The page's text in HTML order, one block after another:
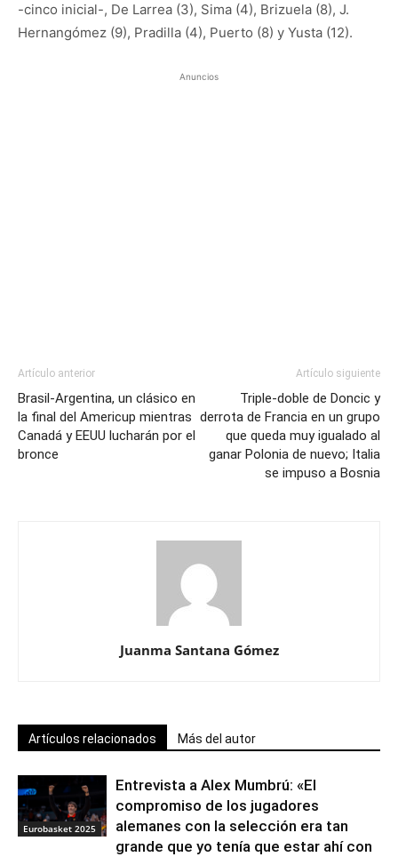
-cinco inicial-, De Larrea (3), Sima (4), Brizuela (8), J.
Hernangómez (9), Pradilla (4), Puerto (8) y Yusta (12).
Anuncios
Artículo anterior
Brasil-Argentina, un clásico en
la final del Americup mientras
Canadá y EEUU lucharán por el
bronce
Artículo siguiente
Triple-doble de Doncic y
derrota de Francia en un grupo
que queda muy igualado al
ganar Polonia de nuevo; Italia
se impuso a Bosnia
Juanma Santana Gómez
Artículos relacionados Más del autor
Eurobasket 2025
Entrevista a Alex Mumbrú: «El
compromiso de los jugadores
alemanes con la selección era tan
grande que yo tenía que estar ahí con